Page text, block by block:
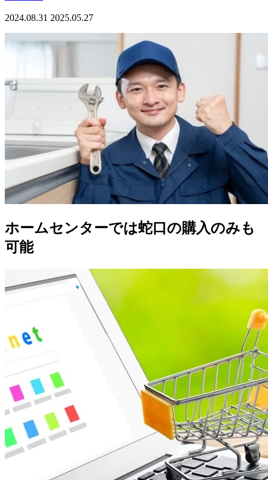
2024.08.31 2025.05.27
ホームセンターでは蛇口の購入のみも
可能